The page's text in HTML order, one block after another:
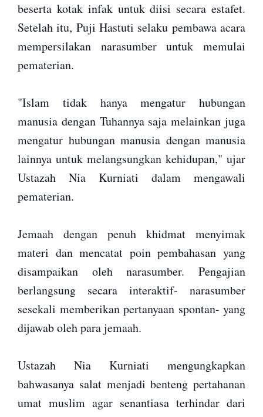
beserta kotak infak untuk diisi secara estafet.
Setelah itu, Puji Hastuti selaku pembawa acara
mempersilakan narasumber untuk memulai
pematerian.
"Islam tidak hanya mengatur hubungan
manusia dengan Tuhannya saja melainkan juga
mengatur hubungan manusia dengan manusia
lainnya untuk melangsungkan kehidupan," ujar
Ustazah Nia Kurniati dalam mengawali
pematerian.
Jemaah dengan penuh khidmat menyimak
materi dan mencatat poin pembahasan yang
disampaikan oleh narasumber. Pengajian
berlangsung secara interaktif- narasumber
sesekali memberikan pertanyaan spontan- yang
dijawab oleh para jemaah.
Ustazah Nia Kurniati mengungkapkan
bahwasanya salat menjadi benteng pertahanan
umat muslim agar senantiasa terhindar dari